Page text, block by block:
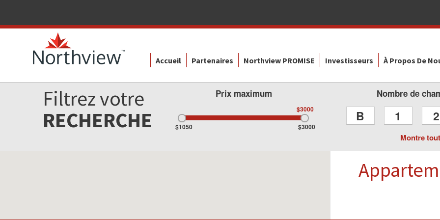
Accueil Partenaires Northview PROMISE Investisseurs À Propos De
Filtrez votre
RECHERCHE
Prix maximum
$3000
$1050 $3000
Nombre de
B 1 2
Montre tout
Northview offre 14
Thickwood et a aidé les